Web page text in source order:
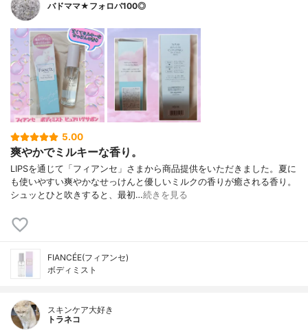
バドママ★フォロバ100◎
5.00
爽やかでミルキーな香り。
LIPSを通じて「フィアンセ」さまから商品提供をいただきました。夏に
も使いやすい爽やかなせっけんと優しいミルクの香りが癒される香り。
シュッとひと吹きすると、最初…続きを見る
FIANCÉE(フィアンセ)
ボディミスト
スキンケア大好き
トラネコ